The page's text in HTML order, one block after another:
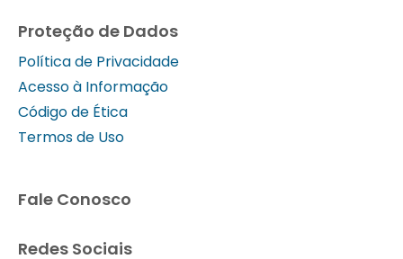
Proteção de Dados
Política de Privacidade
Acesso à Informação
Código de Ética
Termos de Uso
Fale Conosco
Redes Sociais